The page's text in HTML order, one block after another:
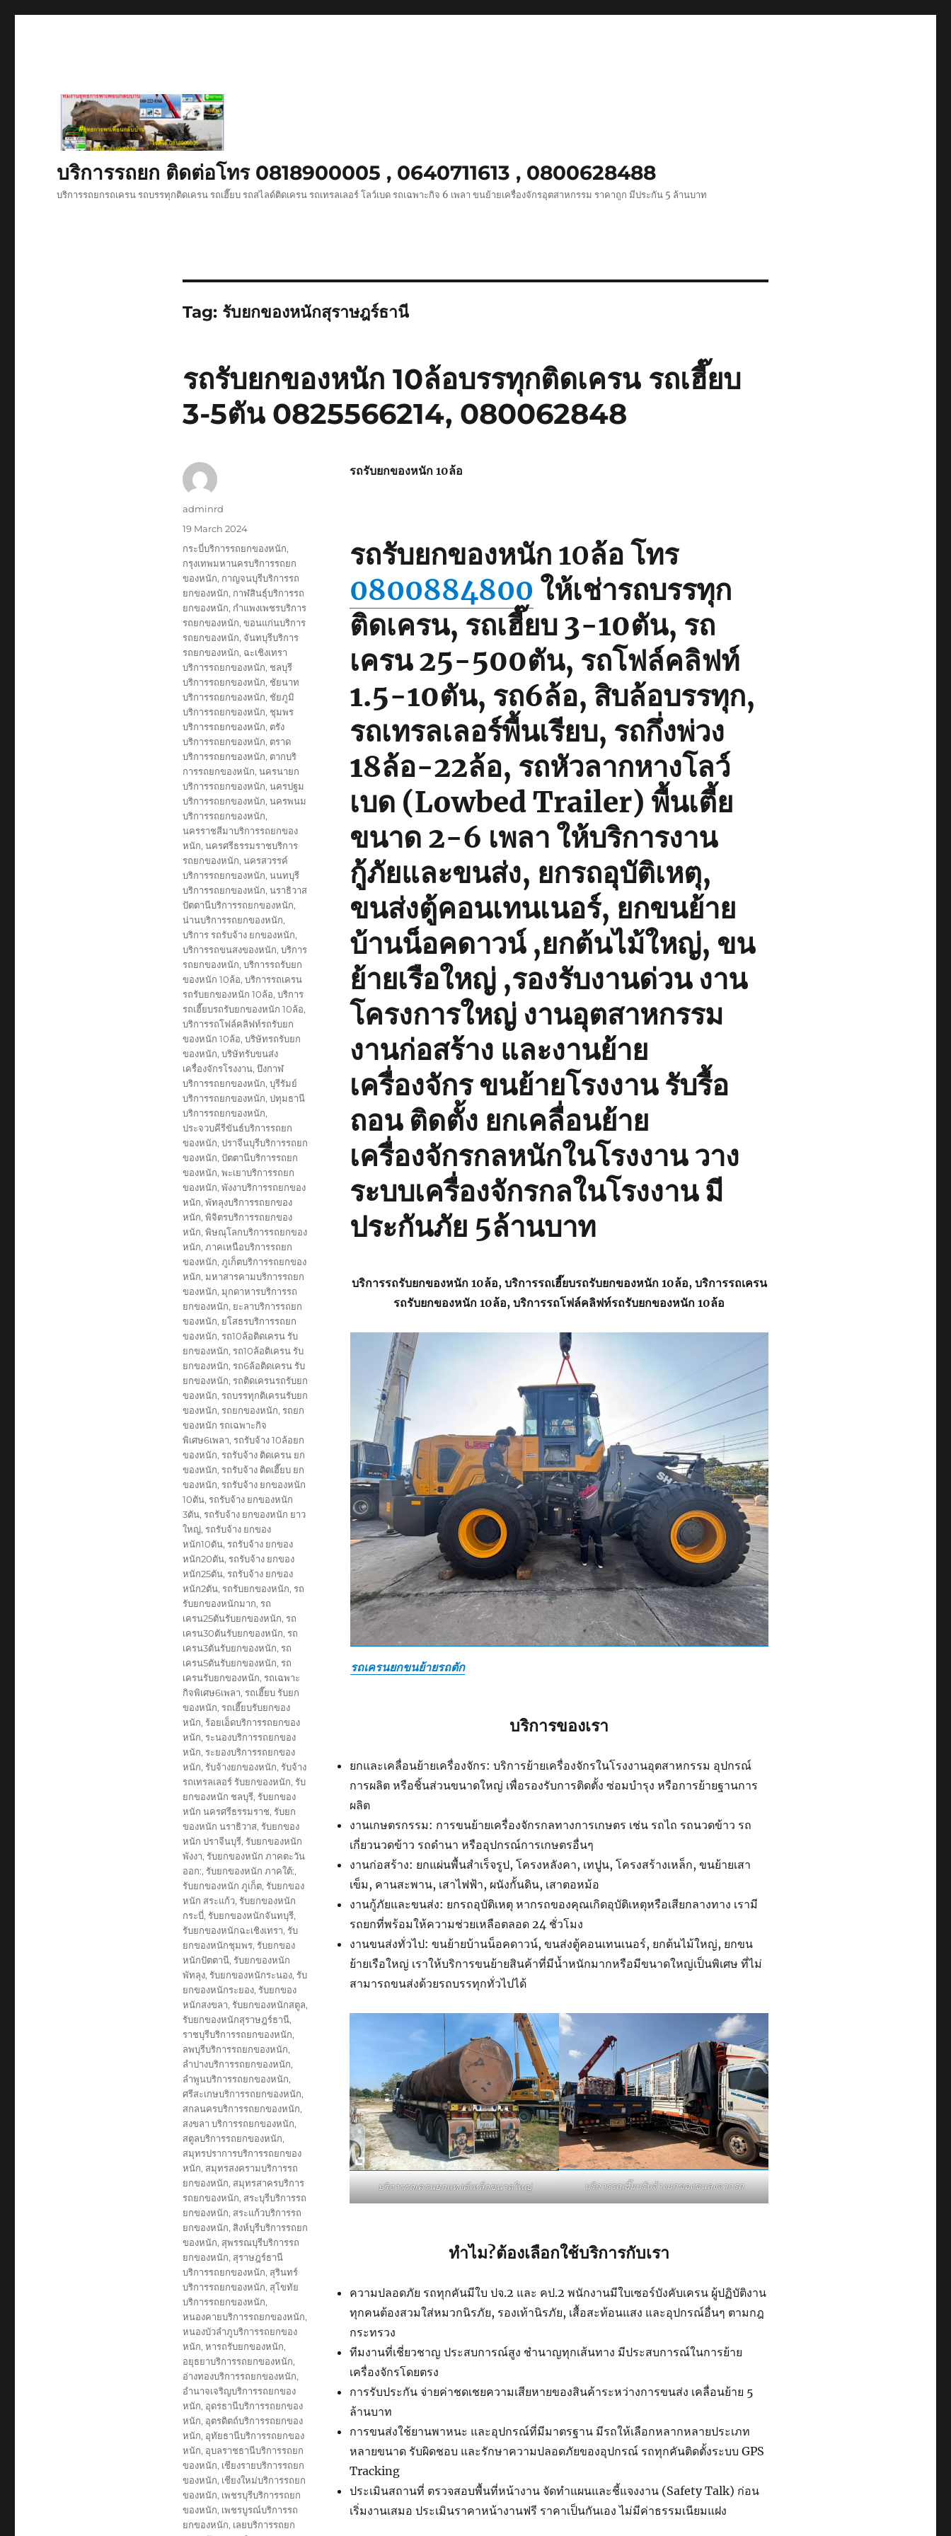
บริการรถยก ติดต่อโทร 0818900005 , 0640711613 , 0800628488
บริการรถยกรถเครน รถบรรทุกติดเครน รถเฮี๊ยบ รถสไลด์ติดเครน รถเทรลเลอร์ โลว์เบด รถเฉพาะกิจ 6 เพลา ขนย้ายเครื่องจักรอุตสาหกรรม ราคาถูก มีประกัน 5 ล้านบาท
Tag: รับยกของหนักสุราษฎร์ธานี
รถรับยกของหนัก 10ล้อบรรทุกติดเครน รถเฮี๊ยบ
3-5ตัน 0825566214, 080062848
รถรับยกของหนัก 10ล้อ
รถรับยกของหนัก 10ล้อ โทร
0800884800 ให้เช่ารถบรรทุก
ติดเครน, รถเฮี๊ยบ 3-10ตัน, รถ
เครน 25-500ตัน, รถโฟล์คลิฟท์
1.5-10ตัน, รถ6ล้อ, สิบล้อบรรทุก,
รถเทรลเลอร์พื้นเรียบ, รถกึ่งพ่วง
18ล้อ-22ล้อ, รถหัวลากหางโลว์
เบด (Lowbed Trailer) พื้นเตี้ย
ขนาด 2-6 เพลา ให้บริการงาน
กู้ภัยและขนส่ง, ยกรถอุบัติเหตุ,
ขนส่งตู้คอนเทนเนอร์, ยกขนย้าย
บ้านน็อคดาวน์ ,ยกต้นไม้ใหญ่, ขน
ย้ายเรือใหญ่ ,รองรับงานด่วน งาน
โครงการใหญ่ งานอุตสาหกรรม
งานก่อสร้าง และงานย้าย
เครื่องจักร ขนย้ายโรงงาน รับรื้อ
ถอน ติดตั้ง ยกเคลื่อนย้าย
เครื่องจักรกลหนักในโรงงาน วาง
ระบบเครื่องจักรกลในโรงงาน มี
ประกันภัย 5ล้านบาท
บริการรถรับยกของหนัก 10ล้อ, บริการรถเฮี๊ยบรถรับยกของหนัก 10ล้อ, บริการรถเครน
รถรับยกของหนัก 10ล้อ, บริการรถโฟล์คลิฟท์รถรับยกของหนัก 10ล้อ
รถเครนยกขนย้ายรถตัก
บริการของเรา
ยกและเคลื่อนย้ายเครื่องจักร: บริการย้ายเครื่องจักรในโรงงานอุตสาหกรรม อุปกรณ์
การผลิต หรือชิ้นส่วนขนาดใหญ่ เพื่อรองรับการติดตั้ง ซ่อมบำรุง หรือการย้ายฐานการ
ผลิต
งานเกษตรกรรม: การขนย้ายเครื่องจักรกลทางการเกษตร เช่น รถไถ รถนวดข้าว รถ
เกี่ยวนวดข้าว รถดำนา หรืออุปกรณ์การเกษตรอื่นๆ
งานก่อสร้าง: ยกแผ่นพื้นสำเร็จรูป, โครงหลังคา, เทปูน, โครงสร้างเหล็ก, ขนย้ายเสา
เข็ม, คานสะพาน, เสาไฟฟ้า, ผนังกั้นดิน, เสาตอหม้อ
งานกู้ภัยและขนส่ง: ยกรถอุบัติเหตุ หากรถของคุณเกิดอุบัติเหตุหรือเสียกลางทาง เรามี
รถยกที่พร้อมให้ความช่วยเหลือตลอด 24 ชั่วโมง
งานขนส่งทั่วไป: ขนย้ายบ้านน็อคดาวน์, ขนส่งตู้คอนเทนเนอร์, ยกต้นไม้ใหญ่, ยกขน
ย้ายเรือใหญ่ เราให้บริการขนย้ายสินค้าที่มีน้ำหนักมากหรือมีขนาดใหญ่เป็นพิเศษ ที่ไม่
สามารถขนส่งด้วยรถบรรทุกทั่วไปได้
บริการรถเครนยกแทงค์เหล็กขนาดใหญ่ บริการรถเฮี๊ยบรับจ้างยกของขนลงจากรถ
ทำไม?ต้องเลือกใช้บริการกับเรา
ความปลอดภัย รถทุกคันมีใบ ปจ.2 และ คป.2 พนักงานมีใบเซอร์บังคับเครน ผู้ปฏิบัติงาน
ทุกคนต้องสวมใส่หมวกนิรภัย, รองเท้านิรภัย, เสื้อสะท้อนแสง และอุปกรณ์อื่นๆ ตามกฎ
กระทรวง
ทีมงานที่เชี่ยวชาญ ประสบการณ์สูง ชำนาญทุกเส้นทาง มีประสบการณ์ในการย้าย
เครื่องจักรโดยตรง
การรับประกัน จ่ายค่าชดเชยความเสียหายของสินค้าระหว่างการขนส่ง เคลื่อนย้าย 5
ล้านบาท
การขนส่งใช้ยานพาหนะ และอุปกรณ์ที่มีมาตรฐาน มีรถให้เลือกหลากหลายประเภท
หลายขนาด รับผิดชอบ และรักษาความปลอดภัยของอุปกรณ์ รถทุกคันติดตั้งระบบ GPS
Tracking
ประเมินสถานที่ ตรวจสอบพื้นที่หน้างาน จัดทำแผนและชี้แจงงาน (Safety Talk) ก่อน
เริ่มงานเสมอ ประเมินราคาหน้างานฟรี ราคาเป็นกันเอง ไม่มีค่าธรรมเนียมแฝง
Author
adminrd
Posted
19 March 2024
Tags
กระบี่บริการรถยกของหนัก,
กรุงเทพมหานครบริการรถยก
ของหนัก, กาญจนบุรีบริการรถ
ยกของหนัก, กาฬสินธุ์บริการรถ
ยกของหนัก, กำแพงเพชรบริการ
รถยกของหนัก, ขอนแก่นบริการ
รถยกของหนัก, จันทบุรีบริการ
รถยกของหนัก, ฉะเชิงเทรา
บริการรถยกของหนัก, ชลบุรี
บริการรถยกของหนัก, ชัยนาท
บริการรถยกของหนัก, ชัยภูมิ
บริการรถยกของหนัก, ชุมพร
บริการรถยกของหนัก, ตรัง
บริการรถยกของหนัก, ตราด
บริการรถยกของหนัก, ตากบริ
การรถยกของหนัก, นครนายก
บริการรถยกของหนัก, นครปฐม
บริการรถยกของหนัก, นครพนม
บริการรถยกของหนัก,
นครราชสีมาบริการรถยกของ
หนัก, นครศรีธรรมราชบริการ
รถยกของหนัก, นครสวรรค์
บริการรถยกของหนัก, นนทบุรี
บริการรถยกของหนัก, นราธิวาส
ปัตตานีบริการรถยกของหนัก,
น่านบริการรถยกของหนัก,
บริการ รถรับจ้าง ยกของหนัก,
บริการรถขนสงของหนัก, บริการ
รถยกของหนัก, บริการรถรับยก
ของหนัก 10ล้อ, บริการรถเครน
รถรับยกของหนัก 10ล้อ, บริการ
รถเฮี๊ยบรถรับยกของหนัก 10ล้อ,
บริการรถโฟล์คลิฟท์รถรับยก
ของหนัก 10ล้อ, บริษัทรถรับยก
ของหนัก, บริษัทรับขนส่ง
เครื่องจักรโรงงาน, บึงกาฬ
บริการรถยกของหนัก, บุรีรัมย์
บริการรถยกของหนัก, ปทุมธานี
บริการรถยกของหนัก,
ประจวบคีรีขันธ์บริการรถยก
ของหนัก, ปราจีนบุรีบริการรถยก
ของหนัก, ปัตตานีบริการรถยก
ของหนัก, พะเยาบริการรถยก
ของหนัก, พังงาบริการรถยกของ
หนัก, พัทลุงบริการรถยกของ
หนัก, พิจิตรบริการรถยกของ
หนัก, พิษณุโลกบริการรถยกของ
หนัก, ภาคเหนือบริการรถยก
ของหนัก, ภูเก็ตบริการรถยกของ
หนัก, มหาสารคามบริการรถยก
ของหนัก, มุกดาหารบริการรถ
ยกของหนัก, ยะลาบริการรถยก
ของหนัก, ยโสธรบริการรถยก
ของหนัก, รถ10ล้อติดเครน รับ
ยกของหนัก, รถ10ล้อติเครน รับ
ยกของหนัก, รถ6ล้อติดเครน รับ
ยกของหนัก, รถติดเครนรถรับยก
ของหนัก, รถบรรทุกติเครนรับยก
ของหนัก, รถยกของหนัก, รถยก
ของหนัก รถเฉพาะกิจ
พิเศษ6เพลา, รถรับจ้าง 10ล้อยก
ของหนัก, รถรับจ้าง ติดเครน ยก
ของหนัก, รถรับจ้าง ติดเฮี๊ยบ ยก
ของหนัก, รถรับจ้าง ยกของหนัก
10ตัน, รถรับจ้าง ยกของหนัก
3ตัน, รถรับจ้าง ยกของหนัก ยาว
ใหญ่, รถรับจ้าง ยกของ
หนัก10ตัน, รถรับจ้าง ยกของ
หนัก20ตัน, รถรับจ้าง ยกของ
หนัก25ตัน, รถรับจ้าง ยกของ
หนัก2ตัน, รถรับยกของหนัก, รถ
รับยกของหนักมาก, รถ
เครน25ตันรับยกของหนัก, รถ
เครน30ตันรับยกของหนัก, รถ
เครน3ตันรับยกของหนัก, รถ
เครน5ตันรับยกของหนัก, รถ
เครนรับยกของหนัก, รถเฉพาะ
กิจพิเศษ6เพลา, รถเฮี๊ยบ รับยก
ของหนัก, รถเฮี๊ยบรับยกของ
หนัก, ร้อยเอ็ดบริการรถยกของ
หนัก, ระนองบริการรถยกของ
หนัก, ระยองบริการรถยกของ
หนัก, รับจ้างยกของหนัก, รับจ้าง
รถเทรลเลอร์ รับยกของหนัก, รับ
ยกของหนัก ชลบุรี, รับยกของ
หนัก นครศรีธรรมราช, รับยก
ของหนัก นราธิวาส, รับยกของ
หนัก ปราจีนบุรี, รับยกของหนัก
พังงา, รับยกของหนัก ภาคตะวัน
ออก:, รับยกของหนัก ภาคใต้:,
รับยกของหนัก ภูเก็ต, รับยกของ
หนัก สระแก้ว, รับยกของหนัก
กระบี่, รับยกของหนักจันทบุรี,
รับยกของหนักฉะเชิงเทรา, รับ
ยกของหนักชุมพร, รับยกของ
หนักปัตตานี, รับยกของหนัก
พัทลุง, รับยกของหนักระนอง, รับ
ยกของหนักระยอง, รับยกของ
หนักสงขลา, รับยกของหนักสตูล,
รับยกของหนักสุราษฎร์ธานี,
ราชบุรีบริการรถยกของหนัก,
ลพบุรีบริการรถยกของหนัก,
ลำปางบริการรถยกของหนัก,
ลำพูนบริการรถยกของหนัก,
ศรีสะเกษบริการรถยกของหนัก,
สกลนครบริการรถยกของหนัก,
สงขลา บริการรถยกของหนัก,
สตูลบริการรถยกของหนัก,
สมุทรปราการบริการรถยกของ
หนัก, สมุทรสงครามบริการรถ
ยกของหนัก, สมุทรสาครบริการ
รถยกของหนัก, สระบุรีบริการรถ
ยกของหนัก, สระแก้วบริการรถ
ยกของหนัก, สิงห์บุรีบริการรถยก
ของหนัก, สุพรรณบุรีบริการรถ
ยกของหนัก, สุราษฎร์ธานี
บริการรถยกของหนัก, สุรินทร์
บริการรถยกของหนัก, สุโขทัย
บริการรถยกของหนัก,
หนองคายบริการรถยกของหนัก,
หนองบัวลำภูบริการรถยกของ
หนัก, หารถรับยกของหนัก,
อยุธยาบริการรถยกของหนัก,
อ่างทองบริการรถยกของหนัก,
อำนาจเจริญบริการรถยกของ
หนัก, อุดรธานีบริการรถยกของ
หนัก, อุตรดิตถ์บริการรถยกของ
หนัก, อุทัยธานีบริการรถยกของ
หนัก, อุบลราชธานีบริการรถยก
ของหนัก, เชียงรายบริการรถยก
ของหนัก, เชียงใหม่บริการรถยก
ของหนัก, เพชรบุรีบริการรถยก
ของหนัก, เพชรบูรณ์บริการรถ
ยกของหนัก, เลยบริการรถยก